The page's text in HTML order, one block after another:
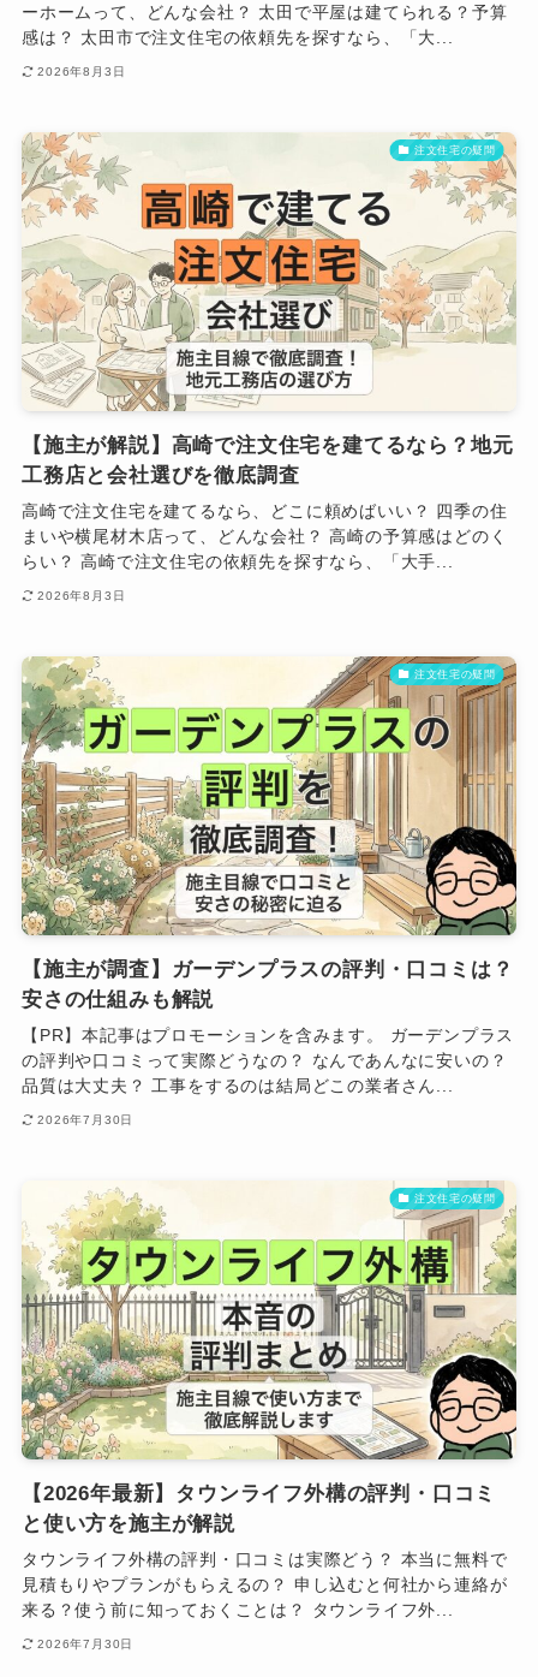
ーホームって、どんな会社？ 太田で平屋は建てられる？予算
感は？ 太田市で注文住宅の依頼先を探すなら、「大...
2026年8月3日
注文住宅の疑問
【施主が解説】高崎で注文住宅を建てるなら？地元
工務店と会社選びを徹底調査
高崎で注文住宅を建てるなら、どこに頼めばいい？ 四季の住
まいや横尾材木店って、どんな会社？ 高崎の予算感はどのく
らい？ 高崎で注文住宅の依頼先を探すなら、「大手...
2026年8月3日
注文住宅の疑問
【施主が調査】ガーデンプラスの評判・口コミは？
安さの仕組みも解説
【PR】本記事はプロモーションを含みます。 ガーデンプラス
の評判や口コミって実際どうなの？ なんであんなに安いの？
品質は大丈夫？ 工事をするのは結局どこの業者さん...
2026年7月30日
注文住宅の疑問
【2026年最新】タウンライフ外構の評判・口コミ
と使い方を施主が解説
タウンライフ外構の評判・口コミは実際どう？ 本当に無料で
見積もりやプランがもらえるの？ 申し込むと何社から連絡が
来る？使う前に知っておくことは？ タウンライフ外...
2026年7月30日